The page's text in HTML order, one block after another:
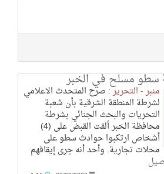
سطو مسلح في الخبر
منبر - التحرير : ‏صرح المتحدث الاعلامي
لشرطة المنطقة الشرقية بأن شعبة
التحريات والبحث الجنائي بشرطة
محافظة الخبر ألقت القبض على (4)
أشخاص ارتكبوا حوادث سطو على
محلات تجارية. وأحد أنه جرى إيقافهم